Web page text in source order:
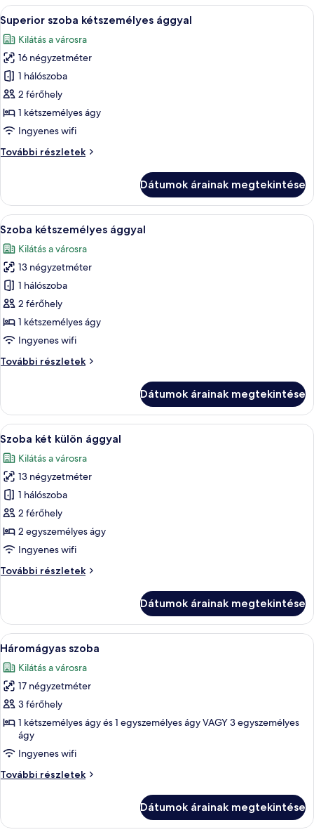
A
következő
szoba
összes
képének
megtekintése:
Superior
szoba
kétszemélyes
ággyal
Egy szállodai szoba, amelyben egy
8
Superior szoba kétszemélyes ággyal
Kilátás a városra
16 négyzetméter
1 hálószoba
2 férőhely
1 kétszemélyes ágy
Ingyenes wifi
További részletek
Superior
további
részletei
Dátumok árainak megtekintése
A
következő
szoba
összes
képének
megtekintése:
Szoba
kétszemélyes
ággyal
Egy hálószoba, amelyben van egy
5
Szoba kétszemélyes ággyal
Kilátás a városra
13 négyzetméter
1 hálószoba
2 férőhely
1 kétszemélyes ágy
Ingyenes wifi
További részletek
Szoba
részletei
Dátumok árainak megtekintése
A
következő
szoba
összes
képének
megtekintése:
Szoba
két
külön
ággyal
Egy kétágyas szoba, ablakon
6
Szoba két külön ággyal
Kilátás a városra
13 négyzetméter
1 hálószoba
2 férőhely
2 egyszemélyes ágy
Ingyenes wifi
További részletek
Szoba
további
részletei
Dátumok árainak megtekintése
A
következő
szoba
összes
képének
megtekintése:
Háromágyas
szoba
Egy szállodai szoba két ággyal, egy
5
Háromágyas szoba
Kilátás a városra
17 négyzetméter
3 férőhely
1 kétszemélyes ágy és 1 egyszemélyes ágy VAGY 3 egyszemélyes
ágy
Ingyenes wifi
További részletek
Háromágyas
Dátumok árainak megtekintése